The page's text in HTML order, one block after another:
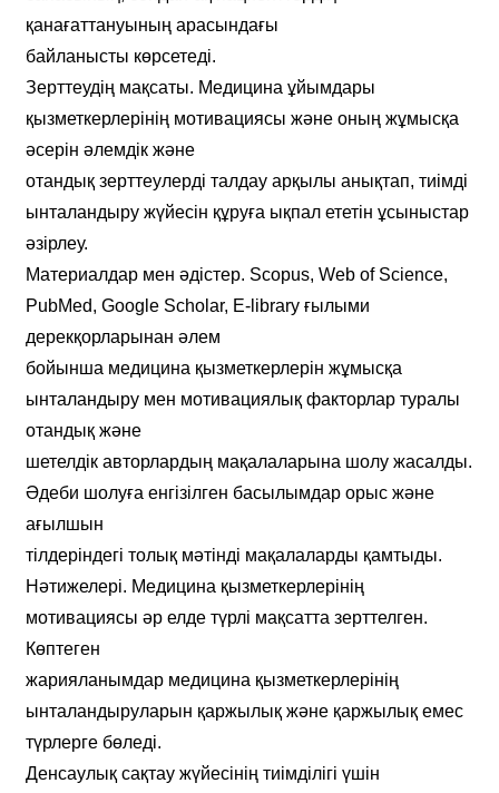
қанағаттануының арасындағы
байланысты көрсетеді.
Зерттеудің мақсаты. Медицина ұйымдары
қызметкерлерінің мотивациясы және оның жұмысқа
әсерін әлемдік және
отандық зерттеулерді талдау арқылы анықтап, тиімді
ынталандыру жүйесін құруға ықпал ететін ұсыныстар
әзірлеу.
Материалдар мен әдістер. Scopus, Web of Science,
PubMed, Google Scholar, Е-library ғылыми
дерекқорларынан әлем
бойынша медицина қызметкерлерін жұмысқа
ынталандыру мен мотивациялық факторлар туралы
отандық және
шетелдік авторлардың мақалаларына шолу жасалды.
Әдеби шолуға енгізілген басылымдар орыс және
ағылшын
тілдеріндегі толық мәтінді мақалаларды қамтыды.
Нәтижелері. Медицина қызметкерлерінің
мотивациясы әр елде түрлі мақсатта зерттелген.
Көптеген
жарияланымдар медицина қызметкерлерінің
ынталандыруларын қаржылық және қаржылық емес
түрлерге бөледі.
Денсаулық сақтау жүйесінің тиімділігі үшін